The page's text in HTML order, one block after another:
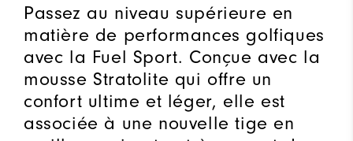
Passez au niveau supérieure en
matière de performances golfiques
avec la Fuel Sport. Conçue avec la
mousse Stratolite qui offre un
confort ultime et léger, elle est
associée à une nouvelle tige en